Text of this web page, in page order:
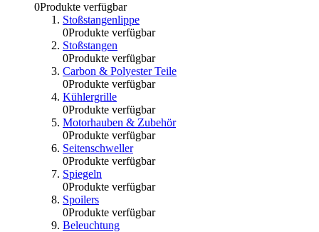
0Produkte verfügbar
Stoßstangenlippe
0Produkte verfügbar
Stoßstangen
0Produkte verfügbar
Carbon & Polyester Teile
0Produkte verfügbar
Kühlergrille
0Produkte verfügbar
Motorhauben & Zubehör
0Produkte verfügbar
Seitenschweller
0Produkte verfügbar
Spiegeln
0Produkte verfügbar
Spoilers
0Produkte verfügbar
Beleuchtung